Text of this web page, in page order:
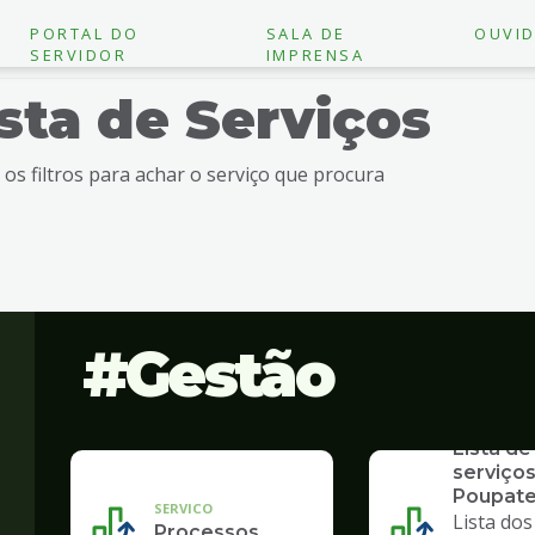
PORTAL DO
SERVIDOR
SALA DE
IMPRENSA
de Serviços
os filtros para achar o serviço que procura
Gestão
SERVICO
Lista de
Lista